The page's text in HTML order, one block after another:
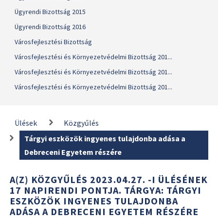
Ügyrendi Bizottság 2015
Ügyrendi Bizottság 2016
Városfejlesztési Bizottság
Városfejlesztési és Környezetvédelmi Bizottság 201...
Városfejlesztési és Környezetvédelmi Bizottság 201...
Városfejlesztési és Környezetvédelmi Bizottság 201...
Ülések
Közgyűlés
Tárgyi eszközök ingyenes tulajdonba adása a
Debreceni Egyetem részére
A(Z) KÖZGYŰLÉS 2023.04.27. -I ÜLÉSÉNEK
17 NAPIRENDI PONTJA. TÁRGYA: TÁRGYI
ESZKÖZÖK INGYENES TULAJDONBA
ADÁSA A DEBRECENI EGYETEM RÉSZÉRE